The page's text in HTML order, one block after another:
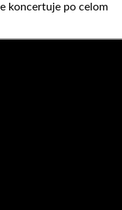
koncertuje po celom